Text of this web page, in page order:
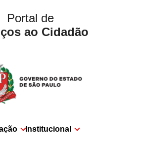
Portal de
ao Cidadão
Institucional